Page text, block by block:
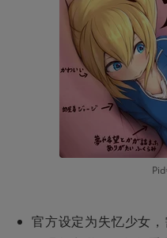
官方设定为失忆少女